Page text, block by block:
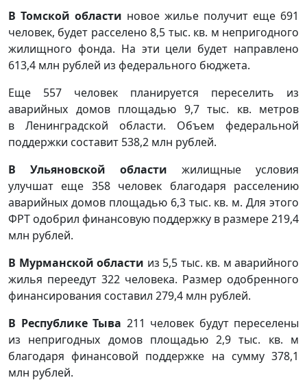
В Томской области новое жилье получит еще 691
человек, будет расселено 8,5 тыс. кв. м непригодного
жилищного фонда. На эти цели будет направлено
613,4 млн рублей из федерального бюджета.
Еще 557 человек планируется переселить из
аварийных домов площадью 9,7 тыс. кв. метров
в Ленинградской области. Объем федеральной
поддержки составит 538,2 млн рублей.
В Ульяновской области жилищные условия
улучшат еще 358 человек благодаря расселению
аварийных домов площадью 6,3 тыс. кв. м. Для этого
ФРТ одобрил финансовую поддержку в размере 219,4
млн рублей.
В Мурманской области из 5,5 тыс. кв. м аварийного
жилья переедут 322 человека. Размер одобренного
финансирования составил 279,4 млн рублей.
В Республике Тыва 211 человек будут переселены
из непригодных домов площадью 2,9 тыс. кв. м
благодаря финансовой поддержке на сумму 378,1
млн рублей.